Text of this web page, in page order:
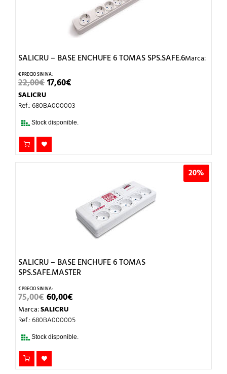
SALICRU – BASE ENCHUFE 6 TOMAS SPS.SAFE.6
22,00€EL
PRECIO
ERA:
17,60€
ES:
Marca:
SALICRU
Ref.: 680BA000003
Stock disponible.
20%
SALICRU – BASE ENCHUFE 6 TOMAS
SPS.SAFE.MASTER
75,00€EL
PRECIO
ORIGINAL
ERA:
60,00€
ES:
Marca:SALICRU
Ref.: 680BA000005
Stock disponible.